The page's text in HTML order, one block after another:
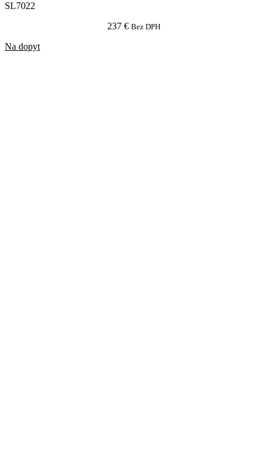
SL7022
237 € Bez DPH
Na dopyt